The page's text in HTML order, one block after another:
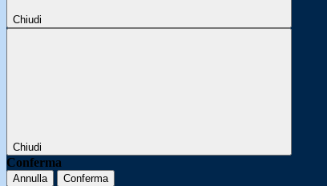
Chiudi
Chiudi
Conferma
Annulla Conferma